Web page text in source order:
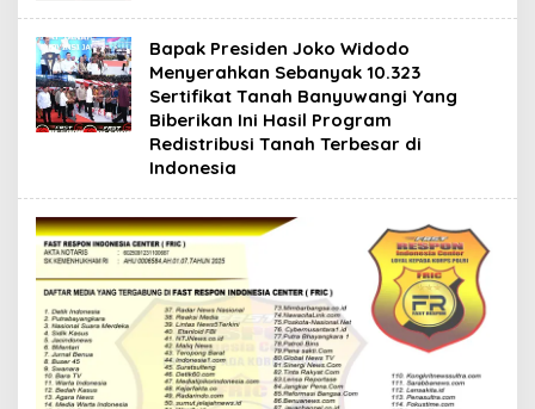
Bapak Presiden Joko Widodo
Menyerahkan Sebanyak 10.323
Sertifikat Tanah Banyuwangi Yang
Biberikan Ini Hasil Program
Redistribusi Tanah Terbesar di
Indonesia